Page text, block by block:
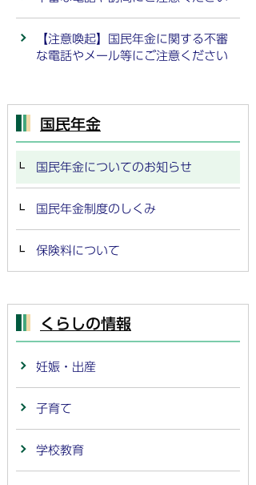
【注意喚起】国民年金に関する不審
な電話やメール等にご注意ください
国民年金
国民年金についてのお知らせ
国民年金制度のしくみ
保険料について
くらしの情報
妊娠・出産
子育て
学校教育